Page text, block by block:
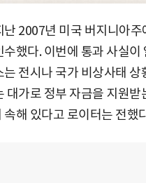
난 2007년 미국 버지니아주
수했다. 이번에 통과 사실이
는 전시나 국가 비상사태 상
대가로 정부 자금을 지원받
속해 있다고 로이터는 전했